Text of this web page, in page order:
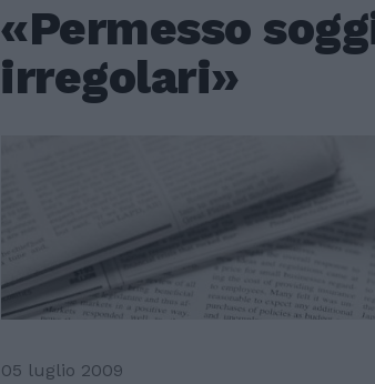
«Permesso
irregolari»
05 luglio 2009